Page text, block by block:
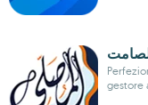
gestore